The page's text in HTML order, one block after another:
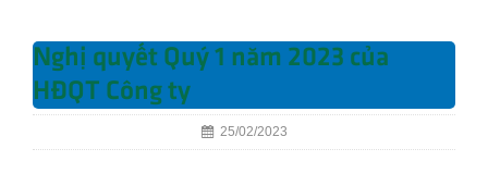
Nghị quyết Quý 1 năm 2023 của
HĐQT Công ty
25/02/2023